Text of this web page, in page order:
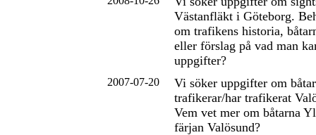
Västanfläkt i Göteborg.
om trafikens historia,
eller förslag på vad man
uppgifter?
2007-07-20
Vi söker uppgifter om
trafikerar/har trafikerat
Vem vet mer om båtarna
färjan Valösund?